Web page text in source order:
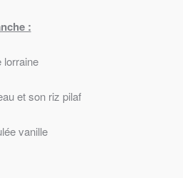
:
lorraine
et son riz pilaf
vanille